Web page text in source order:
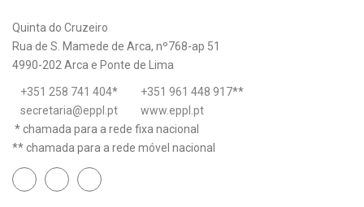
Quinta do Cruzeiro
Rua de S. Mamede de Arca, nº768-ap 51
4990-202 Arca e Ponte de Lima
+351 258 741 404* +351 961 448 917**
secretaria@eppl.pt
www.eppl.pt
* chamada para a rede fixa nacional
** chamada para a rede móvel nacional